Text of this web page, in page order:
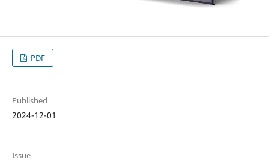
PDF
Published
2024-12-01
Issue